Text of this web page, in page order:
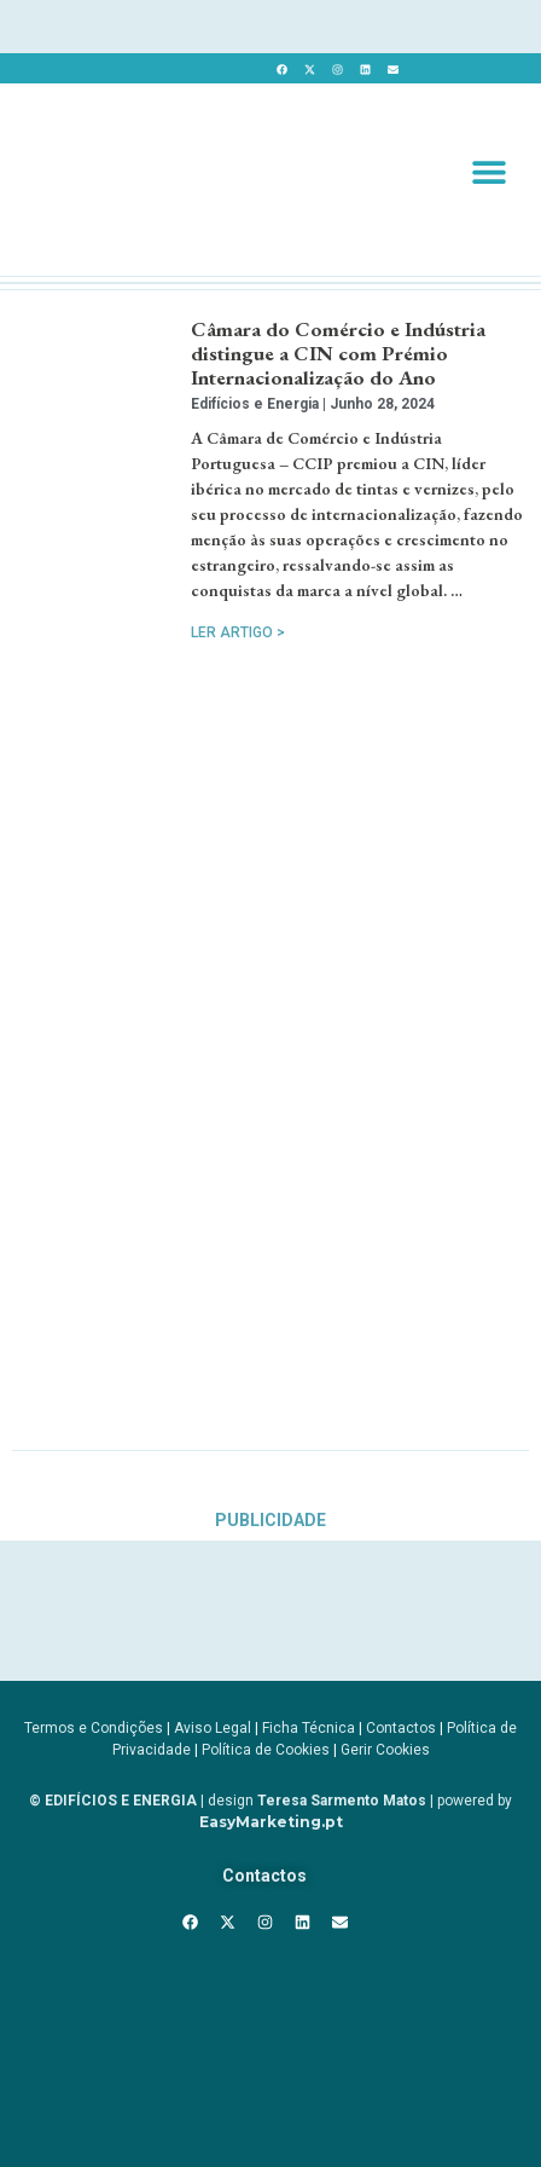
Câmara do Comércio e Indústria
distingue a CIN com Prémio
Internacionalização do Ano
Edifícios e Energia Junho 28, 2024
A Câmara de Comércio e Indústria
Portuguesa – CCIP premiou a CIN, líder
ibérica no mercado de tintas e vernizes, pelo
seu processo de internacionalização, fazendo
menção às suas operações e crescimento no
estrangeiro, ressalvando-se assim as
conquistas da marca a nível global. …
LER ARTIGO >
PUBLICIDADE
Termos e Condições | Aviso Legal | Ficha Técnica | Contactos | Política de
Privacidade| Política de Cookies | Gerir Cookies
© EDIFÍCIOS E ENERGIA | design Teresa Sarmento Matos | powered by
EasyMarketing.pt
Contactos